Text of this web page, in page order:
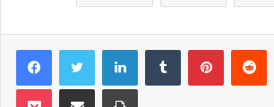
FacebookTwitter LinkedinTumblr Pinterest
Pocket Compartilhar via e-mail Imprimir